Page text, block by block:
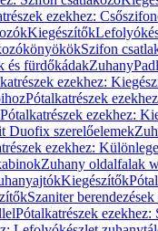
ezekhez:
Kiegészítők
Szifon
és fürdőkádakZuhany
ezekhez:
Pótalkatrészek
Pótalkatrészek ezekhez:
Duofix szerelőelemek
ezekhez:
Zuhany oldalfalak
Kiegészítők
Szaniter
Pótalkatrészek ezekhez: